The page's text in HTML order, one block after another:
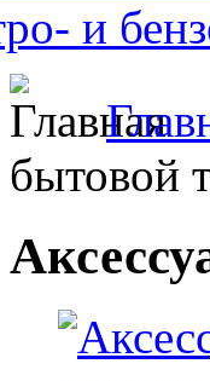
и
бытовой